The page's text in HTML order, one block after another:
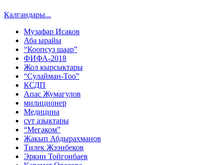
Калгандары...
Музафар Исаков
Аба ырайы
“Коопсуз шаар”
ФИФА-2018
Жол кырсыктары
“Сулайман-Тоо”
КСДП
Апас Жумагулов
милиционер
Медицина
сүт азыктары
“Мегаком”
Жакып Абдырахманов
Тилек Жээнбеков
Эркин Тойгонбаев